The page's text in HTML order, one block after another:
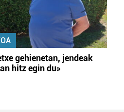
gehienetan, jendeak
hitz egin du»